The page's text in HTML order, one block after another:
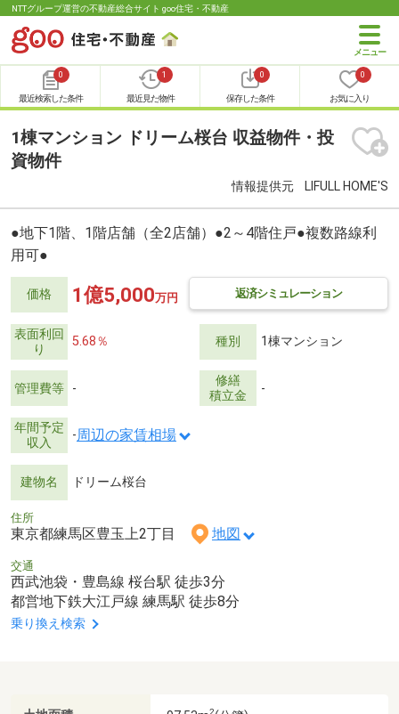
NTTグループ運営の不動産総合サイト goo住宅・不動産
0
最近検索した条件
1
最近見た物件
0
保存した条件
0
お気に入り
1棟マンション ドリーム桜台 収益物件・投
資物件
情報提供元 LIFULL HOME'S
●地下1階、1階店舗（全2店舗）●2～4階住戸●複数路線利
用可●
価格 返済シミュレーション
1億5,000万円
表面利回
り
5.68％ 種別 1棟マンション
管理費等 -
修繕
積立金
-
年間予定
収入
-周辺の家賃相場
建物名 ドリーム桜台
住所
東京都練馬区豊玉上2丁目 地図
交通
西武池袋・豊島線 桜台駅 徒歩3分
都営地下鉄大江戸線 練馬駅 徒歩8分
乗り換え検索
2